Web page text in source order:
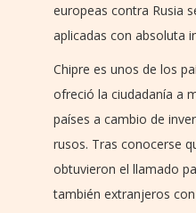
europeas contra Rusia
aplicadas con absoluta
Chipre es unos de los
ofreció la ciudadanía a
países a cambio de
rusos. Tras conocerse
obtuvieron el llamado
también extranjeros